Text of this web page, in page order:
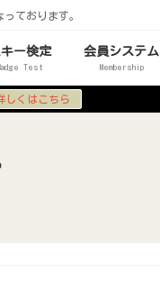
ております。
ー検定
Test
会員システム
Membership
しくはこちら